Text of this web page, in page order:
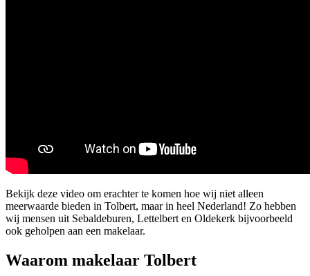
Bekijk deze video om erachter te komen hoe wij niet alleen
meerwaarde bieden in Tolbert, maar in heel Nederland! Zo hebben
wij mensen uit Sebaldeburen, Lettelbert en Oldekerk bijvoorbeeld
ook geholpen aan een makelaar.
Waarom makelaar Tolbert